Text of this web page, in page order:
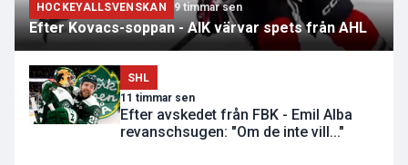
HOCKEYALLSVENSKAN 9 timmar sen
Efter Kovacs-soppan - AIK värvar spets från AHL
SHL
11 timmar sen
Efter avskedet från FBK - Emil Alba
revanschsugen: "Om de inte vill..."